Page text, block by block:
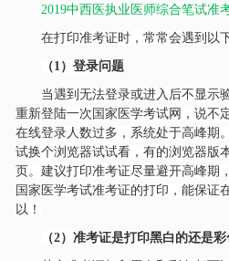
2019中西医执业医师综合笔试准
在打印准考证时，常常会遇到以
（1）登录问题
当遇到无法登录或进入后不显示
重新登陆一次国家医学考试网，说不
在线登录人数过多，系统处于高峰期。
试换个浏览器试试看，有的浏览器版
页。建议打印准考证尽量避开高峰期
国家医学考试准考证的打印，能保证
以！
（2）准考证是打印黑白的还是彩